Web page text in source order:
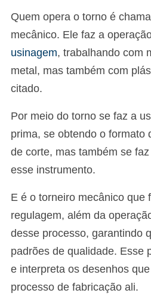
Quem opera o torno é
mecânico. Ele faz a
usinagem, trabalhando com
metal, mas também com
citado.
Por meio do torno se faz a
prima, se obtendo o formato
de corte, mas também se
esse instrumento.
E é o torneiro mecânico que
regulagem, além da
desse processo, garantindo
padrões de qualidade. Esse
e interpreta os desenhos
processo de fabricação ali.